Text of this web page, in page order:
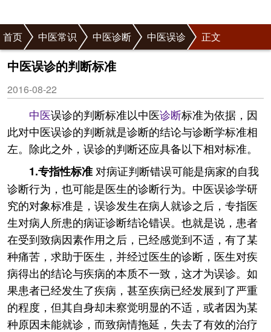
首页 中医常识 中医诊断 中医误诊 正文
中医误诊的判断标准
2016-08-22
中医误诊的判断标准以中医诊断标准为依据，因
此对中医误诊的判断就是诊断的结论与诊断学标准相
左。除此之外，误诊的判断还应具备以下相对标准。
1.专指性标准 对病证判断错误可能是病家的自我
诊断行为，也可能是医生的诊断行为。中医误诊学研
究的对象标准是，误诊发生在病人就诊之后，专指医
生对病人所患的病证诊断结论错误。也就是说，患者
在受到致病因素作用之后，已经感觉到不适，有了某
种痛苦，求助于医生，并经过医生的诊断，医生对疾
病得出的结论与疾病的本质不一致，这才为误诊。如
果患者已经发生了疾病，甚至疾病已经发展到了严重
的程度，但其自身却未察觉明显的不适，或者因为某
种原因未能就诊，而致病情拖延，失去了有效的治疗